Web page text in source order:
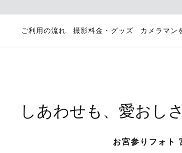
ご利用の流れ 撮影料金・グッズ カメラマン
しあわせも、愛おし
お宮参りフォト